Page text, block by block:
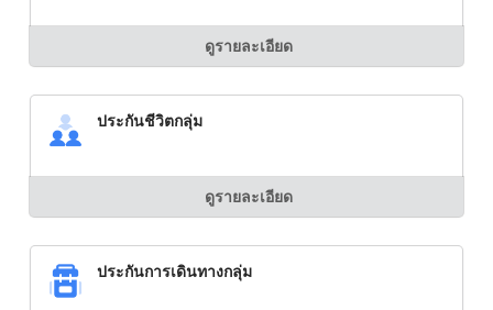
ดูรายละเอียด
ประกันชีวิตกลุ่ม
ดูรายละเอียด
ประกันการเดินทางกลุ่ม